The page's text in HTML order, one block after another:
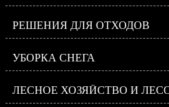
РЕШЕНИЯ ДЛЯ ОТХОДОВ
УБОРКА СНЕГА
ЛЕСНОЕ ХОЗЯЙСТВО И